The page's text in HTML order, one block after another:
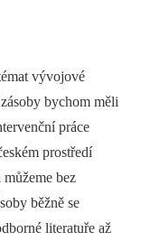
vývojové
bychom měli
práce
prostředí
bez
běžně se
literatuře až